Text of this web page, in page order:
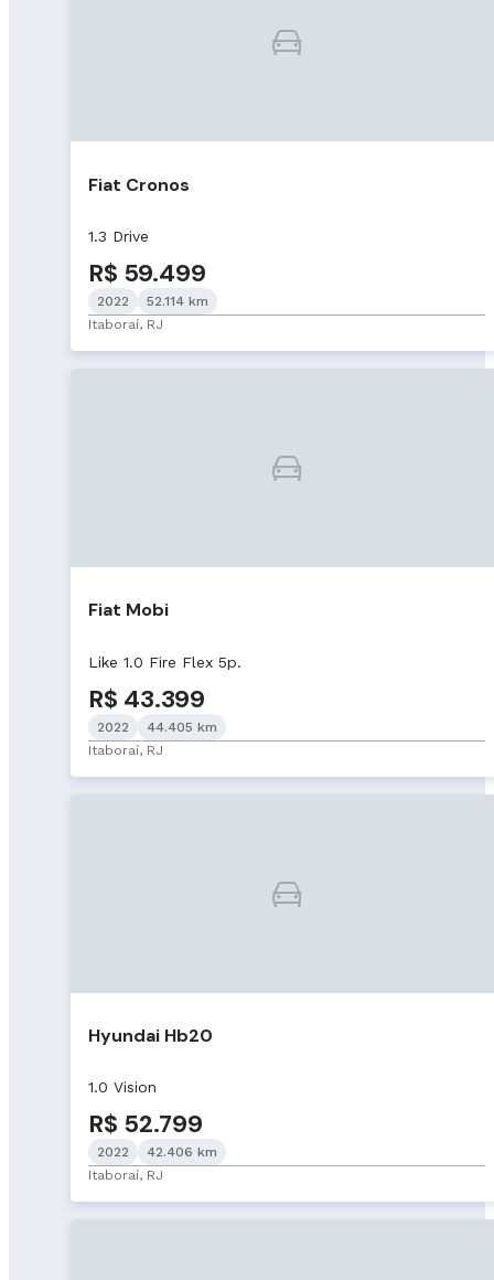
Fiat Cronos
1.3 Drive
R$ 59.499
2022
52.114 km
Itaboraí, RJ
Fiat Mobi
Like 1.0 Fire Flex 5p.
R$ 43.399
2022
44.405 km
Itaboraí, RJ
Hyundai Hb20
1.0 Vision
R$ 52.799
2022
42.406 km
Itaboraí, RJ